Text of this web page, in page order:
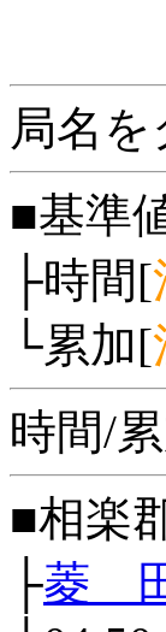
局名
■基準
├時間[
└累加[
時間/
■相楽
├菱